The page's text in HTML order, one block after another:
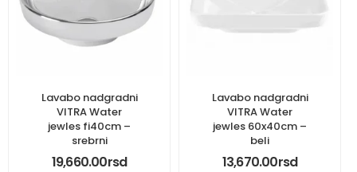
Lavabo nadgradni
VITRA Water
jewles fi40cm –
srebrni
19,660.00rsd
Lavabo nadgradni
VITRA Water
jewles 60x40cm –
beli
13,670.00rsd